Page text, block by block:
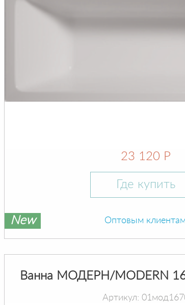
23 120 Р
Где купить
New Оптовым клиентам
Ванна МОДЕРН/MODERN
Артикул: